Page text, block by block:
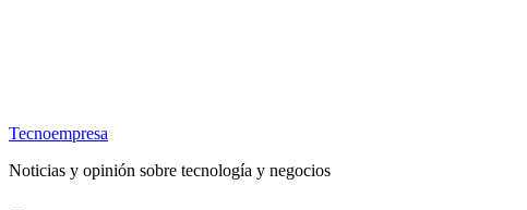
Tecnoempresa
Noticias y opinión sobre tecnología y negocios